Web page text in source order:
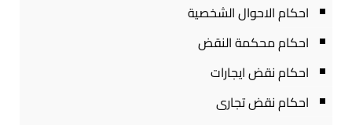
احكام الاحوال الشخصية
احكام محكمة النقض
احكام نقض ايجارات
احكام نقض تجارى